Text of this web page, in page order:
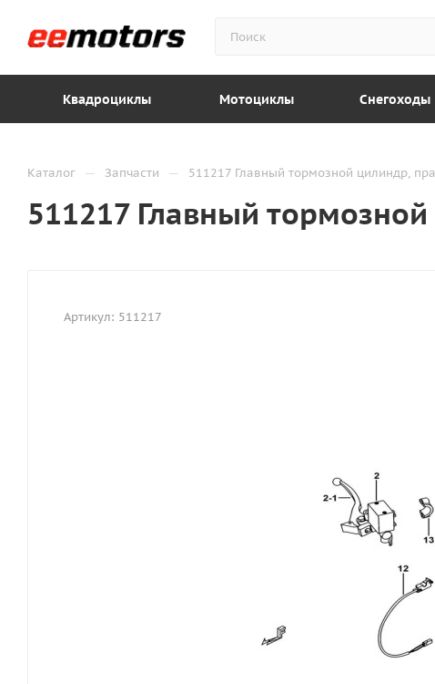
Квадроциклы Мотоциклы Снегоходы
Каталог — Запчасти — 511217 Главный тормозной цилиндр,
511217 Главный
Артикул: 511217